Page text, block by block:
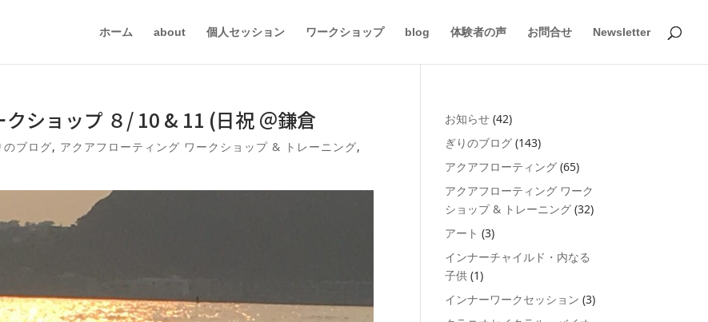
ホーム about 個人セッション ワークショップ blog 体験者の声 お問合せ Newsletter
ショップ ８/ 10 & 11 (日祝 ＠鎌倉
のブログ, アクアフローティング ワークショップ & トレーニング,
お知らせ (42)
ぎりのブログ (143)
アクアフローティング (65)
アクアフローティング ワーク
ショップ & トレーニング (32)
アート (3)
インナーチャイルド・内なる
子供 (1)
インナーワークセッション (3)